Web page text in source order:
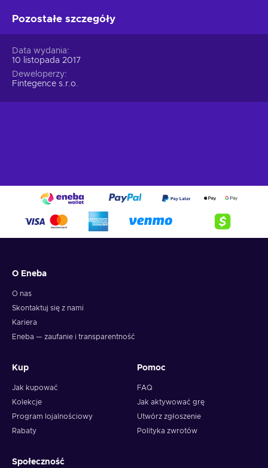
Pozostałe szczegóły
Data wydania
10 listopada 2017
Deweloperzy
Fintegence s.r.o.
O Eneba
O nas
Skontaktuj się z nami
Kariera
Eneba — zaufanie i transparentność
Kup
Jak kupować
Kolekcje
Program lojalnościowy
Rabaty
Pomoc
FAQ
Jak aktywować grę
Utwórz zgłoszenie
Polityka zwrotów
Społeczność